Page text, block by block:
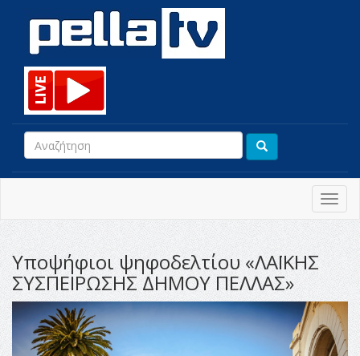
Υποψήφιοι ψηφοδελτίου «ΛΑΪΚΗΣ
ΣΥΣΠΕΙΡΩΣΗΣ ΔΗΜΟΥ ΠΕΛΛΑΣ»